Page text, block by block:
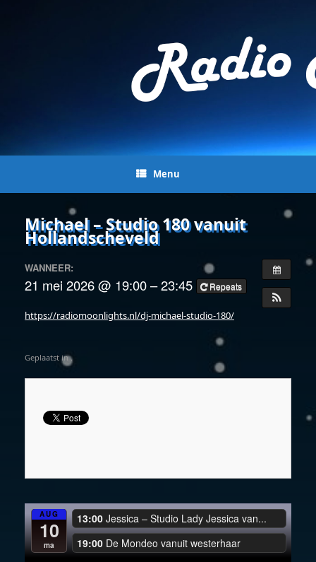
Menu
Michael – Studio 180 vanuit
Hollandscheveld
WANNEER:
21 mei 2026 @ 19:00 – 23:45 Repeats
https://radiomoonlights.nl/dj-michael-studio-180/
Geplaatst in .
AUG
10
ma
13:00 Jessica – Studio Lady Jessica van...
19:00 De Mondeo vanuit westerhaar